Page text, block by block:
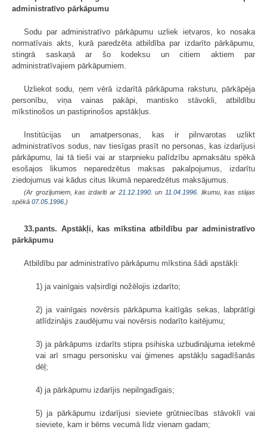
administratīvo pārkāpumu
Sodu par administratīvo pārkāpumu uzliek ietvaros, ko nosaka
normatīvais akts, kurā paredzēta atbildība par izdarīto pārkāpumu,
stingrā saskaņā ar šo kodeksu un citiem aktiem par
administratīvajiem pārkāpumiem.
Uzliekot sodu, ņem vērā izdarītā pārkāpuma raksturu, pārkāpēja
personību, viņa vainas pakāpi, mantisko stāvokli, atbildību
mīkstinošos un pastiprinošos apstākļus.
Institūcijas un amatpersonas, kas ir pilnvarotas uzlikt
administratīvos sodus, nav tiesīgas prasīt no personas, kas izdarījusi
pārkāpumu, lai tā tieši vai ar starpnieku palīdzību apmaksātu spēkā
esošajos likumos neparedzētus maksas pakalpojumus, izdarītu
ziedojumus vai kādus citus likumā neparedzētus maksājumus.
(Ar grozījumiem, kas izdarīti ar 21.12.1990. un 11.04.1996. likumu, kas stājas
spēkā 07.05.1996. )
33.pants. Apstākļi, kas mīkstina atbildību par administratīvo
pārkāpumu
Atbildību par administratīvo pārkāpumu mīkstina šādi apstākļi:
1) ja vainīgais vaļsirdīgi nožēlojis izdarīto;
2) ja vainīgais novērsis pārkāpuma kaitīgās sekas, labprātīgi
atlīdzinājis zaudējumu vai novērsis nodarīto kaitējumu;
3) ja pārkāpums izdarīts stipra psihiska uzbudinājuma ietekmē
vai arī smagu personisku vai ģimenes apstākļu sagadīšanās
dēļ;
4) ja pārkāpumu izdarījis nepilngadīgais;
5) ja pārkāpumu izdarījusi sieviete grūtniecības stāvoklī vai
sieviete, kam ir bērns vecumā līdz vienam gadam;